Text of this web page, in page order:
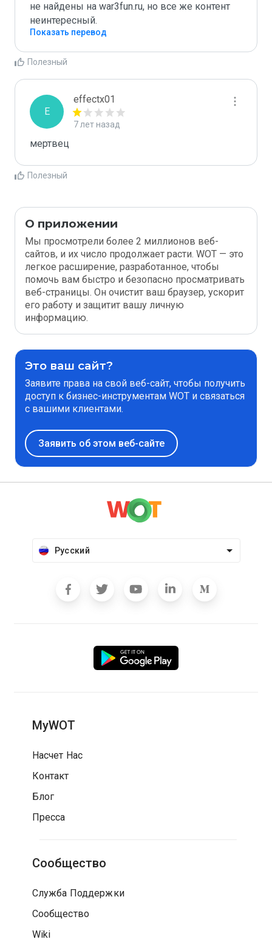
не найдены на war3fun.ru, но все же контент
неинтересный.
Показать перевод
Полезный
E
effectx01
7 лет назад
мертвец
Полезный
О приложении
Мы просмотрели более 2 миллионов веб-
сайтов, и их число продолжает расти. WOT — это
легкое расширение, разработанное, чтобы
помочь вам быстро и безопасно просматривать
веб-страницы. Он очистит ваш браузер, ускорит
его работу и защитит вашу личную
информацию.
Это ваш сайт?
Заявите права на свой веб-сайт, чтобы получить
доступ к бизнес-инструментам WOT и связаться
с вашими клиентами.
Заявить об этом веб-сайте
Русский
MyWOT
Насчет Нас
Контакт
Блог
Пресса
Сообщество
Служба Поддержки
Сообщество
Wiki